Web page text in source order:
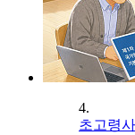
4.
초고령